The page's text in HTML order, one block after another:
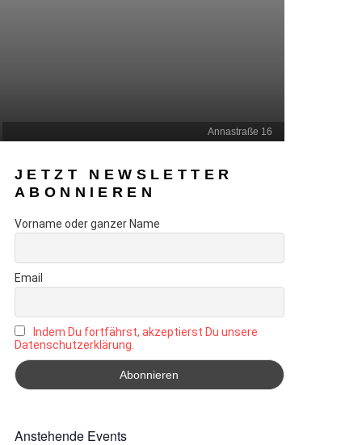
Annastraße 16
JETZT NEWSLETTER
ABONNIEREN
Vorname oder ganzer Name
Email
Indem Du fortfährst, akzeptierst Du unsere
Datenschutzerklärung.
Anstehende Events